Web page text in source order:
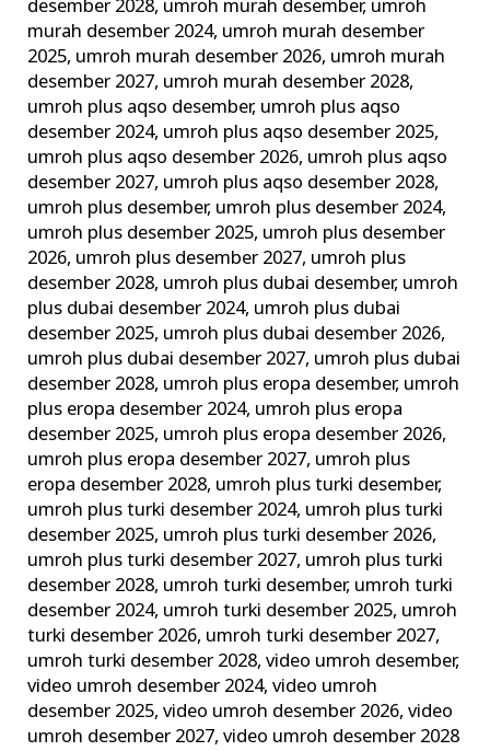
desember 2028, umroh murah desember, umroh
murah desember 2024, umroh murah desember
2025, umroh murah desember 2026, umroh murah
desember 2027, umroh murah desember 2028,
umroh plus aqso desember, umroh plus aqso
desember 2024, umroh plus aqso desember 2025,
umroh plus aqso desember 2026, umroh plus aqso
desember 2027, umroh plus aqso desember 2028,
umroh plus desember, umroh plus desember 2024,
umroh plus desember 2025, umroh plus desember
2026, umroh plus desember 2027, umroh plus
desember 2028, umroh plus dubai desember, umroh
plus dubai desember 2024, umroh plus dubai
desember 2025, umroh plus dubai desember 2026,
umroh plus dubai desember 2027, umroh plus dubai
desember 2028, umroh plus eropa desember, umroh
plus eropa desember 2024, umroh plus eropa
desember 2025, umroh plus eropa desember 2026,
umroh plus eropa desember 2027, umroh plus
eropa desember 2028, umroh plus turki desember,
umroh plus turki desember 2024, umroh plus turki
desember 2025, umroh plus turki desember 2026,
umroh plus turki desember 2027, umroh plus turki
desember 2028, umroh turki desember, umroh turki
desember 2024, umroh turki desember 2025, umroh
turki desember 2026, umroh turki desember 2027,
umroh turki desember 2028,video umroh desember,
video umroh desember 2024,video umroh
desember 2025,video umroh desember 2026,video
umroh desember 2027,video umroh desember 2028